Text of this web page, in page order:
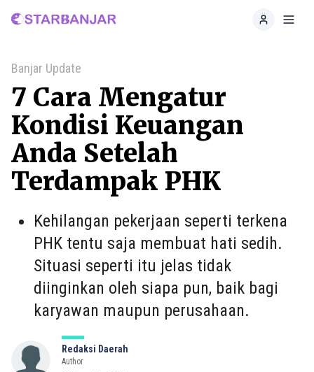
Home
Banjar Update
7 Cara Mengatur
Kondisi Keuangan
Anda Setelah
Terdampak PHK
Kehilangan pekerjaan seperti terkena
PHK tentu saja membuat hati sedih.
Situasi seperti itu jelas tidak
diinginkan oleh siapa pun, baik bagi
karyawan maupun perusahaan.
Redaksi Daerah
Author